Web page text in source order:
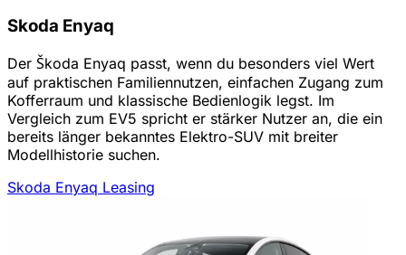
Skoda Enyaq
Der Škoda Enyaq passt, wenn du besonders viel Wert
auf praktischen Familiennutzen, einfachen Zugang zum
Kofferraum und klassische Bedienlogik legst. Im
Vergleich zum EV5 spricht er stärker Nutzer an, die ein
bereits länger bekanntes Elektro-SUV mit breiter
Modellhistorie suchen.
Skoda Enyaq Leasing